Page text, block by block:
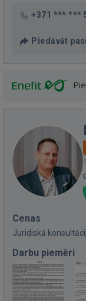
+371 *** ***
Piedāvāt
Cenas
Juridiskā
Darbu piemēri